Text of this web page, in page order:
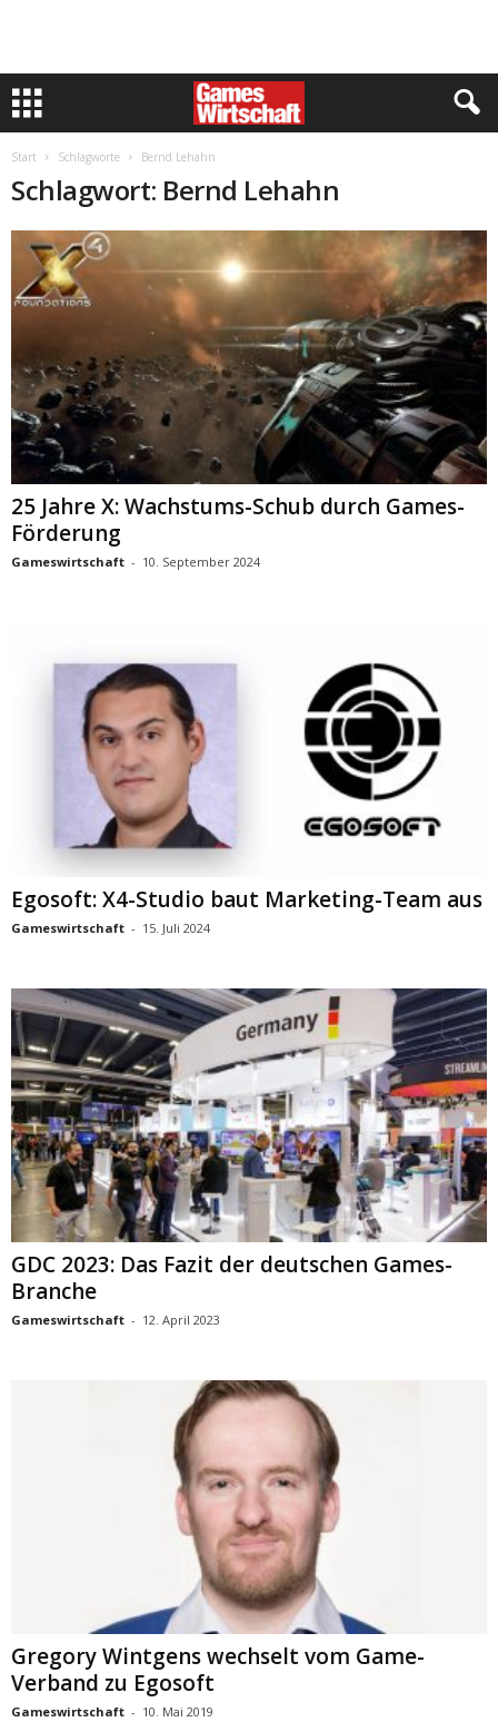
Start Schlagworte Bernd Lehahn
Schlagwort: Bernd Lehahn
25 Jahre X: Wachstums-Schub durch Games-
Förderung
Gameswirtschaft - 10. September 2024
Egosoft: X4-Studio baut Marketing-Team aus
Gameswirtschaft - 15. Juli 2024
GDC 2023: Das Fazit der deutschen Games-
Branche
Gameswirtschaft - 12. April 2023
Gregory Wintgens wechselt vom Game-
Verband zu Egosoft
Gameswirtschaft - 10. Mai 2019